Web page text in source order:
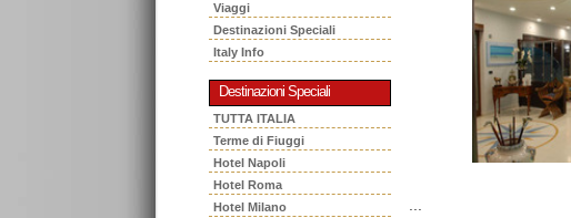
Viaggi
Destinazioni Speciali
Italy Info
Destinazioni Speciali
TUTTA ITALIA
Terme di Fiuggi
Hotel Napoli
Hotel Roma
Hotel Milano